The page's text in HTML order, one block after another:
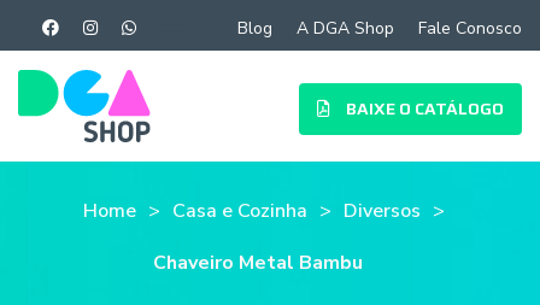
Blog A DGA Shop Fale Conosco
BAIXE O CATÁLOGO
Home Casa e Cozinha
Diversos
Chaveiro Metal Bambu